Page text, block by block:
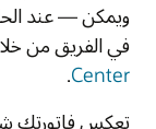
ويمكن — عند
في الفريق من
Center
.
تعكس فاتورتك